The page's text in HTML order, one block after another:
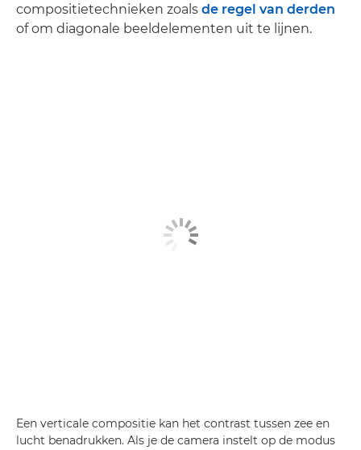
compositietechnieken zoals de regel van derden
of om diagonale beeldelementen uit te lijnen.
Een verticale compositie kan het contrast tussen zee en
lucht benadrukken. Als je de camera instelt op de modus